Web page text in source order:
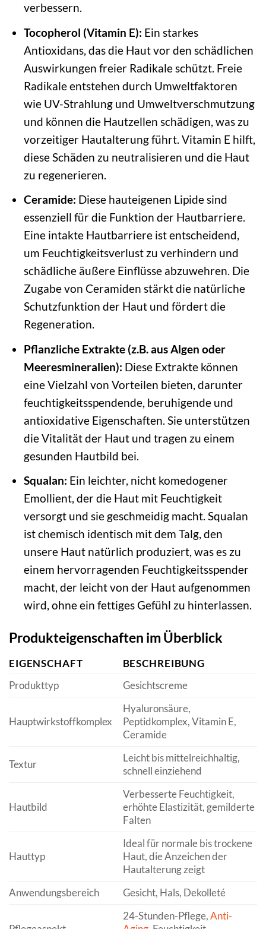
verbessern.
Tocopherol (Vitamin E): Ein starkes
Antioxidans, das die Haut vor den schädlichen
Auswirkungen freier Radikale schützt. Freie
Radikale entstehen durch Umweltfaktoren
wie UV-Strahlung und Umweltverschmutzung
und können die Hautzellen schädigen, was zu
vorzeitiger Hautalterung führt. Vitamin E hilft,
diese Schäden zu neutralisieren und die Haut
zu regenerieren.
Ceramide: Diese hauteigenen Lipide sind
essenziell für die Funktion der Hautbarriere.
Eine intakte Hautbarriere ist entscheidend,
um Feuchtigkeitsverlust zu verhindern und
schädliche äußere Einflüsse abzuwehren. Die
Zugabe von Ceramiden stärkt die natürliche
Schutzfunktion der Haut und fördert die
Regeneration.
Pflanzliche Extrakte (z.B. aus Algen oder
Meeresmineralien): Diese Extrakte können
eine Vielzahl von Vorteilen bieten, darunter
feuchtigkeitsspendende, beruhigende und
antioxidative Eigenschaften. Sie unterstützen
die Vitalität der Haut und tragen zu einem
gesunden Hautbild bei.
Squalan: Ein leichter, nicht komedogener
Emollient, der die Haut mit Feuchtigkeit
versorgt und sie geschmeidig macht. Squalan
ist chemisch identisch mit dem Talg, den
unsere Haut natürlich produziert, was es zu
einem hervorragenden Feuchtigkeitsspender
macht, der leicht von der Haut aufgenommen
wird, ohne ein fettiges Gefühl zu hinterlassen.
Produkteigenschaften im Überblick
EIGENSCHAFT
BESCHREIBUNG
Produkttyp
Gesichtscreme
Hauptwirkstoffkomplex
Hyaluronsäure,
Peptidkomplex, Vitamin E,
Ceramide
Textur
Leicht bis mittelreichhaltig,
schnell einziehend
Hautbild
Verbesserte Feuchtigkeit,
erhöhte Elastizität, gemilderte
Falten
Hauttyp
Ideal für normale bis trockene
Haut, die Anzeichen der
Hautalterung zeigt
Anwendungsbereich
Gesicht, Hals, Dekolleté
24-Stunden-Pflege,Anti-